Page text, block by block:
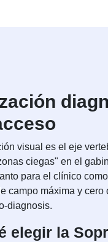
visual es el eje
ciegas" en el
para el clínico
campo máxima y
diagnosis.
elegir la